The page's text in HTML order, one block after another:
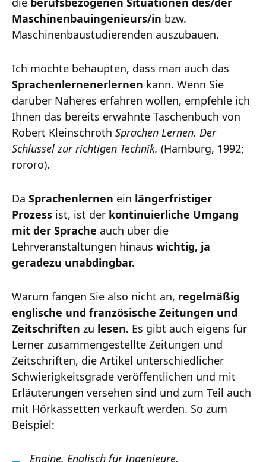
Maschinenbauingenieurs/in bzw.
Maschinenbaustudierenden auszubauen.
Ich möchte behaupten, dass man auch das
Sprachenlernenerlernen kann. Wenn Sie
darüber Näheres erfahren wollen, empfehle ich
Ihnen das bereits erwähnte Taschenbuch von
Robert Kleinschroth Sprachen Lernen. Der
Schlüssel zur richtigen Technik. (Hamburg, 1992;
rororo).
Da Sprachenlernen ein längerfristiger
Prozess ist, ist der kontinuierliche Umgang
mit der Sprache auch über die
Lehrveranstaltungen hinaus wichtig, ja
geradezu unabdingbar.
Warum fangen Sie also nicht an, regelmäßig
englische und französische Zeitungen und
Zeitschriften zu lesen. Es gibt auch eigens für
Lerner zusammengestellte Zeitungen und
Zeitschriften, die Artikel unterschiedlicher
Schwierigkeitsgrade veröffentlichen und mit
Erläuterungen versehen sind und zum Teil auch
mit Hörkassetten verkauft werden. So zum
Beispiel:
Engine. Englisch für Ingenieure.